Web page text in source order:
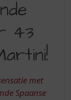
43
met
Spaanse